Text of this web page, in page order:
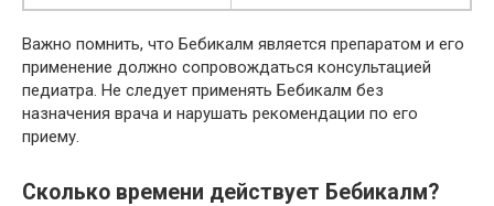
Важно помнить, что Бебикалм является препаратом и его
применение должно сопровождаться консультацией
педиатра. Не следует применять Бебикалм без
назначения врача и нарушать рекомендации по его
приему.
Сколько времени действует Бебикалм?